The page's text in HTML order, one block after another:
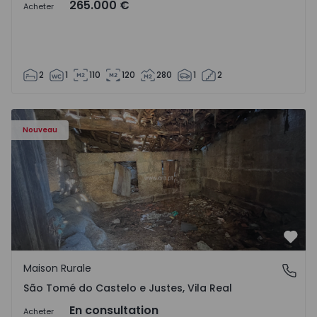
Acheter 265.000 €
2 1 110 120 280 1 2
Nouveau
Maison Vila Real, São Tomé do Castelo e Justes -
São Tomé do Castelo e Justes, Vila Real
Maison Rurale
São Tomé do Castelo e Justes, Vila Real
Acheter En consultation